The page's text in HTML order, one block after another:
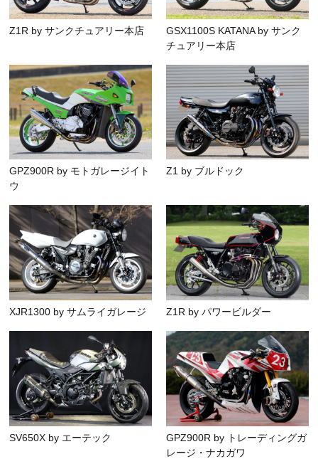
Z1R by サンクチュアリー本店
GSX1100S KATANA by サンク
チュアリー本店
GPZ900R by モトガレージイト
ウ
Z1 by ブルドック
XJR1300 by サムライガレージ Z1R by パワービルダー
SV650X by エーテック
GPZ900R by トレーディングガ
レージ・ナカガワ